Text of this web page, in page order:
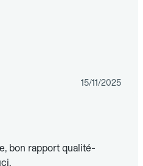
15/11/2025
bon rapport qualité-